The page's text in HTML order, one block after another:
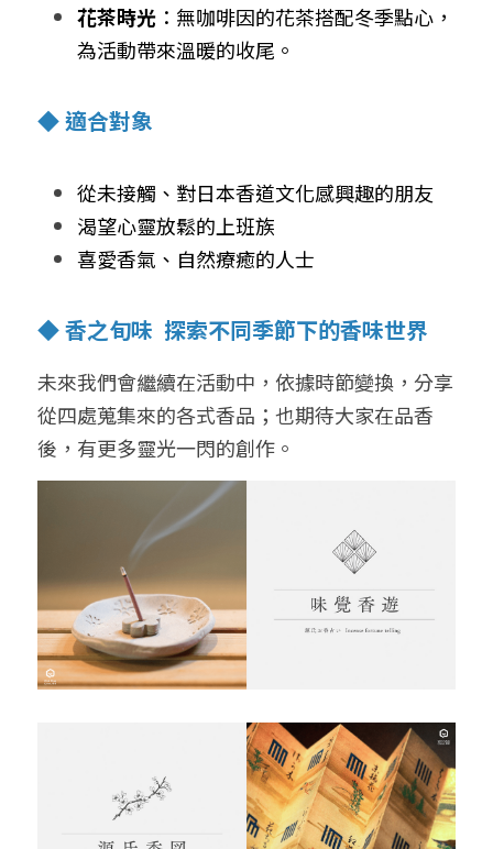
花茶時光 ：無咖啡因的花茶搭配冬季點心，
為活動帶來溫暖的收尾。
◆ 適合對象
從未接觸、對日本香道文化感興趣的朋友
渴望心靈放鬆的上班族
喜愛香氣、自然療癒的人士
◆ 香之旬味  探索不同季節下的香味世界
未來我們會繼續在活動中，依據時節變換，分享
從四處蒐集來的各式香品；也期待大家在品香
後，有更多靈光一閃的創作。